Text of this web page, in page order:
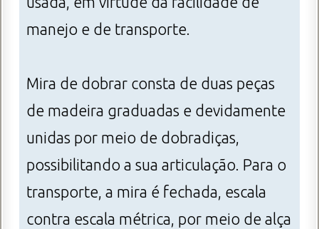
manejo e de transporte.
Mira de dobrar consta de duas peças
de madeira graduadas e devidamente
unidas por meio de dobradiças,
possibilitando a sua articulação. Para o
transporte, a mira é fechada, escala
contra escala métrica, por meio de alça